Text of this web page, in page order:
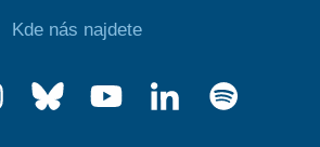
Kde nás najdete